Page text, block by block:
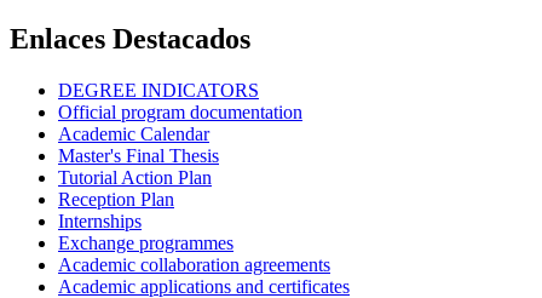
Enlaces Destacados
DEGREE INDICATORS
Official program documentation
Academic Calendar
Master's Final Thesis
Tutorial Action Plan
Reception Plan
Internships
Exchange programmes
Academic collaboration agreements
Academic applications and certificates